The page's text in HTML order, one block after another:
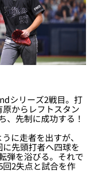
シリーズ2戦目。打
からレフトスタン
、先制に成功する！
に走者を出すが、
先頭打者へ四球を
弾を浴びる。それで
2失点と試合を作